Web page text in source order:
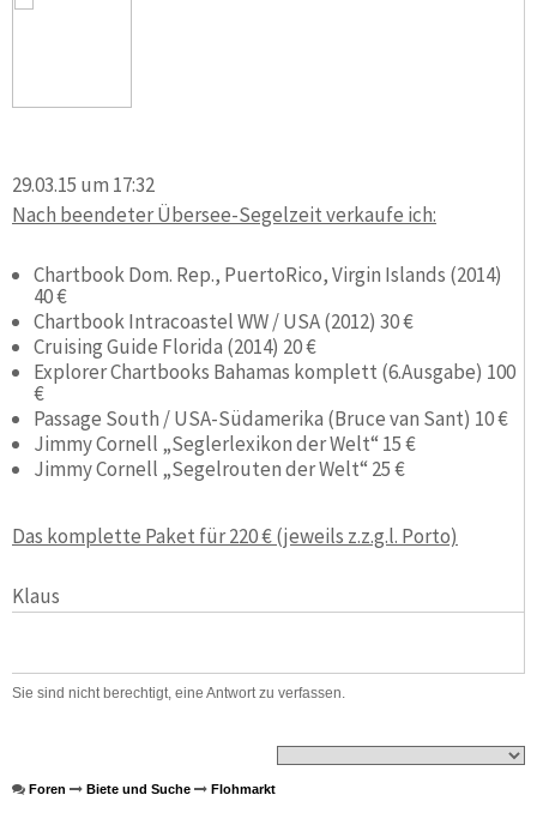
29.03.15 um 17:32
Nach beendeter Übersee-Segelzeit verkaufe ich:
Chartbook Dom. Rep., PuertoRico, Virgin Islands (2014)
40 €
Chartbook Intracoastel WW / USA (2012) 30 €
Cruising Guide Florida (2014) 20 €
Explorer Chartbooks Bahamas komplett (6.Ausgabe) 100
€
Passage South / USA-Südamerika (Bruce van Sant) 10 €
Jimmy Cornell „Seglerlexikon der Welt“ 15 €
Jimmy Cornell „Segelrouten der Welt“ 25 €
Das komplette Paket für 220 € (jeweils z.z.g.l. Porto)
Klaus
Sie sind nicht berechtigt, eine Antwort zu verfassen.
Foren Biete und Suche Flohmarkt